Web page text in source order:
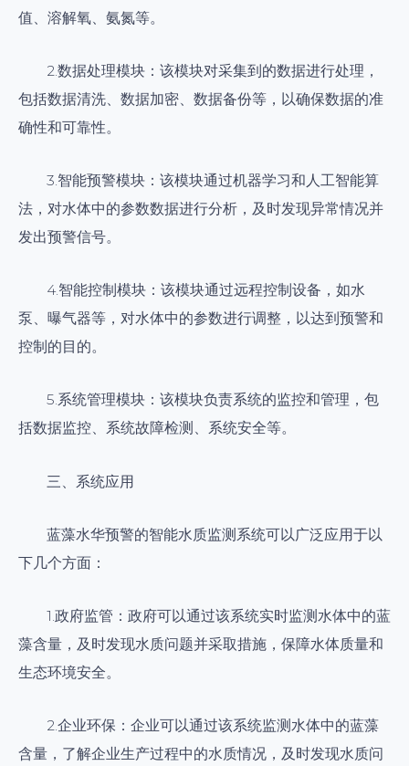
值、溶解氧、氨氮等。
2.数据处理模块：该模块对采集到的数据进行处理，
包括数据清洗、数据加密、数据备份等，以确保数据的准
确性和可靠性。
3.智能预警模块：该模块通过机器学习和人工智能算
法，对水体中的参数数据进行分析，及时发现异常情况并
发出预警信号。
4.智能控制模块：该模块通过远程控制设备，如水
泵、曝气器等，对水体中的参数进行调整，以达到预警和
控制的目的。
5.系统管理模块：该模块负责系统的监控和管理，包
括数据监控、系统故障检测、系统安全等。
三、系统应用
蓝藻水华预警的智能水质监测系统可以广泛应用于以
下几个方面：
1.政府监管：政府可以通过该系统实时监测水体中的蓝
藻含量，及时发现水质问题并采取措施，保障水体质量和
生态环境安全。
2.企业环保：企业可以通过该系统监测水体中的蓝藻
含量，了解企业生产过程中的水质情况，及时发现水质问